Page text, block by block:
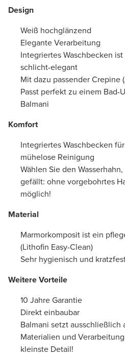
Design
Weiß hochglänzend
Elegante Verarbeitung
Integriertes Waschbecken
schlicht-elegant
Mit dazu passender Crepine
Passt perfekt zu einem Bad-
Balmani
Komfort
Integriertes Waschbecken
mühelose Reinigung
Wählen Sie den
gefällt: ohne vorgebohrtes
möglich!
Material
Marmorkomposit ist ein
(Lithofin Easy-Clean)
Sehr hygienisch und
Weitere Vorteile
10 Jahre Garantie
Direkt einbaubar
Balmani setzt ausschließlich
Materialien und
kleinste Detail!